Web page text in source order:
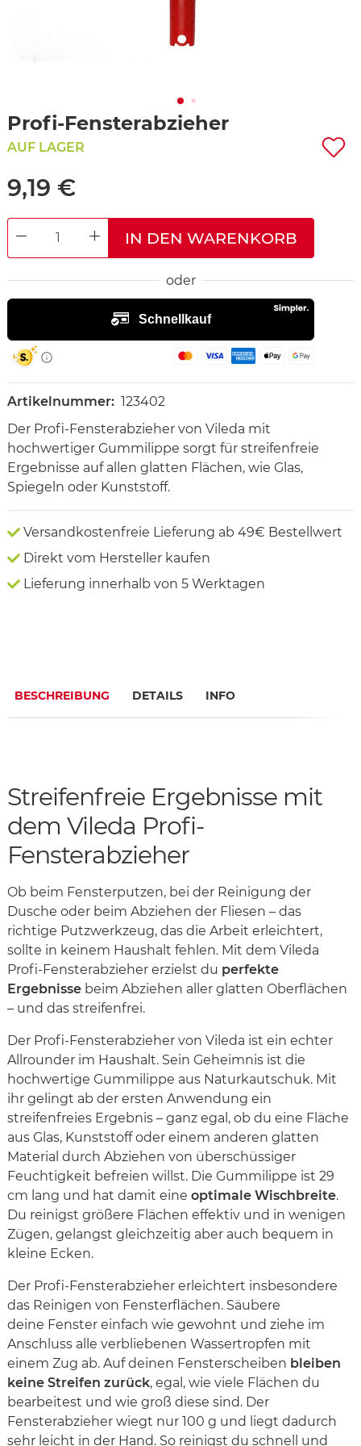
Profi-Fensterabzieher
AUF LAGER
9,19 €
DECREASE QUANTITYINCREASE QUANTITY
IN DEN WARENKORB
oder
Artikelnummer: 123402
Der Profi-Fensterabzieher von Vileda mit
hochwertiger Gummilippe sorgt für streifenfreie
Ergebnisse auf allen glatten Flächen, wie Glas,
Spiegeln oder Kunststoff.
Versandkostenfreie Lieferung ab 49€ Bestellwert
Direkt vom Hersteller kaufen
Lieferung innerhalb von 5 Werktagen
BESCHREIBUNG DETAILS INFO
Streifenfreie Ergebnisse mit
dem Vileda Profi-
Fensterabzieher
Ob beim Fensterputzen, bei der Reinigung der
Dusche oder beim Abziehen der Fliesen – das
richtige Putzwerkzeug, das die Arbeit erleichtert,
sollte in keinem Haushalt fehlen. Mit dem Vileda
Profi-Fensterabzieher erzielst du perfekte
Ergebnisse beim Abziehen aller glatten Oberflächen
– und das streifenfrei.
Der Profi-Fensterabzieher von Vileda ist ein echter
Allrounder im Haushalt. Sein Geheimnis ist die
hochwertige Gummilippe aus Naturkautschuk. Mit
ihr gelingt ab der ersten Anwendung ein
streifenfreies Ergebnis – ganz egal, ob du eine Fläche
aus Glas, Kunststoff oder einem anderen glatten
Material durch Abziehen von überschüssiger
Feuchtigkeit befreien willst. Die Gummilippe ist 29
cm lang und hat damit eine optimale Wischbreite.
Du reinigst größere Flächen effektiv und in wenigen
Zügen, gelangst gleichzeitig aber auch bequem in
kleine Ecken.
Der Profi-Fensterabzieher erleichtert insbesondere
das Reinigen von Fensterflächen. Säubere
deine Fenster einfach wie gewohnt und ziehe im
Anschluss alle verbliebenen Wassertropfen mit
einem Zug ab. Auf deinen Fensterscheiben bleiben
keine Streifen zurück, egal, wie viele Flächen du
bearbeitest und wie groß diese sind. Der
Fensterabzieher wiegt nur 100 g und liegt dadurch
sehr leicht in der Hand. So reinigst du schnell und